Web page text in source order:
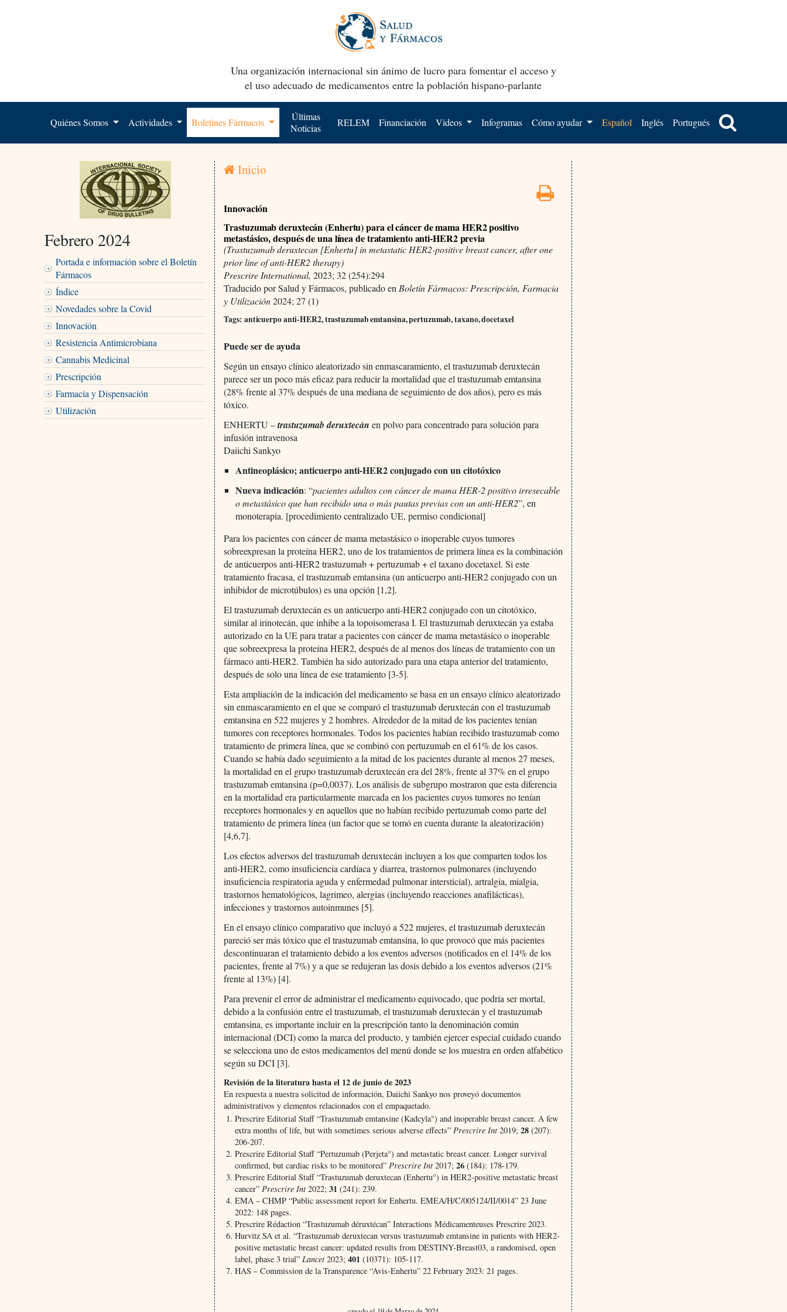
Una organización internacional sin ánimo de lucro para fomentar el acceso y
el uso adecuado de medicamentos entre la población hispano-parlante
Quiénes Somos Actividades Boletines Fármacos
Últimas
Noticias
RELEM Financiación Videos Infogramas Cómo ayudar Español Inglés Portugués
Febrero 2024
Portada e información sobre el Boletín
Fármacos
Índice
Novedades sobre la Covid
Innovación
Resistencia Antimicrobiana
Cannabis Medicinal
Prescripción
Farmacia y Dispensación
Utilización
Inicio
Innovación
Trastuzumab deruxtecán (Enhertu) para el cáncer de mama HER2 positivo
metastásico, después de una línea de tratamiento anti-HER2 previa
(Trastuzumab deruxtecan [Enhertu] in metastatic HER2-positive breast cancer, after one
prior line of anti-HER2 therapy)
Prescrire International, 2023; 32 (254):294
Traducido por Salud y Fármacos, publicado enBoletín Fármacos: Prescripción, Farmacia
y Utilización2024; 27 (1)
Tags: anticuerpo anti-HER2, trastuzumab emtansina, pertuzumab, taxano, docetaxel
Puede ser de ayuda
Según un ensayo clínico aleatorizado sin enmascaramiento, el trastuzumab deruxtecán
parece ser un poco más eficaz para reducir la mortalidad que el trastuzumab emtansina
(28% frente al 37% después de una mediana de seguimiento de dos años), pero es más
tóxico.
ENHERTU –trastuzumab deruxtecánen polvo para concentrado para solución para
infusión intravenosa
Daiichi Sankyo
Antineoplásico; anticuerpo anti-HER2 conjugado con un citotóxico
Nueva indicación: “pacientes adultos con cáncer de mama HER-2 positivo irresecable
o metastásico que han recibido una o más pautas previas con un anti-HER2”, en
monoterapia. [procedimiento centralizado UE, permiso condicional]
Para los pacientes con cáncer de mama metastásico o inoperable cuyos tumores
sobreexpresan la proteína HER2, uno de los tratamientos de primera línea es la combinación
de anticuerpos anti-HER2 trastuzumab + pertuzumab + el taxano docetaxel. Si este
tratamiento fracasa, el trastuzumab emtansina (un anticuerpo anti-HER2 conjugado con un
inhibidor de microtúbulos) es una opción [1,2].
El trastuzumab deruxtecán es un anticuerpo anti-HER2 conjugado con un citotóxico,
similar al irinotecán, que inhibe a la topoisomerasa I. El trastuzumab deruxtecán ya estaba
autorizado en la UE para tratar a pacientes con cáncer de mama metastásico o inoperable
que sobreexpresa la proteína HER2, después de al menos dos líneas de tratamiento con un
fármaco anti-HER2. También ha sido autorizado para una etapa anterior del tratamiento,
después de solo una línea de ese tratamiento [3-5].
Esta ampliación de la indicación del medicamento se basa en un ensayo clínico aleatorizado
sin enmascaramiento en el que se comparó el trastuzumab deruxtecán con el trastuzumab
emtansina en 522 mujeres y 2 hombres. Alrededor de la mitad de los pacientes tenían
tumores con receptores hormonales. Todos los pacientes habían recibido trastuzumab como
tratamiento de primera línea, que se combinó con pertuzumab en el 61% de los casos.
Cuando se había dado seguimiento a la mitad de los pacientes durante al menos 27 meses,
la mortalidad en el grupo trastuzumab deruxtecán era del 28%, frente al 37% en el grupo
trastuzumab emtansina (p=0,0037). Los análisis de subgrupo mostraron que esta diferencia
en la mortalidad era particularmente marcada en los pacientes cuyos tumores no tenían
receptores hormonales y en aquellos que no habían recibido pertuzumab como parte del
tratamiento de primera línea (un factor que se tomó en cuenta durante la aleatorización)
[4,6,7].
Los efectos adversos del trastuzumab deruxtecán incluyen a los que comparten todos los
anti-HER2, como insuficiencia cardíaca y diarrea, trastornos pulmonares (incluyendo
insuficiencia respiratoria aguda y enfermedad pulmonar intersticial), artralgia, mialgia,
trastornos hematológicos, lagrimeo, alergias (incluyendo reacciones anafilácticas),
infecciones y trastornos autoinmunes [5].
En el ensayo clínico comparativo que incluyó a 522 mujeres, el trastuzumab deruxtecán
pareció ser más tóxico que el trastuzumab emtansina, lo que provocó que más pacientes
descontinuaran el tratamiento debido a los eventos adversos (notificados en el 14% de los
pacientes, frente al 7%) y a que se redujeran las dosis debido a los eventos adversos (21%
frente al 13%) [4].
Para prevenir el error de administrar el medicamento equivocado, que podría ser mortal,
debido a la confusión entre el trastuzumab, el trastuzumab deruxtecán y el trastuzumab
emtansina, es importante incluir en la prescripción tanto la denominación común
internacional (DCI) como la marca del producto, y también ejercer especial cuidado cuando
se selecciona uno de estos medicamentos del menú donde se los muestra en orden alfabético
según su DCI [3].
Revisión de la literatura hasta el 12 de junio de 2023
En respuesta a nuestra solicitud de información, Daiichi Sankyo nos proveyó documentos
administrativos y elementos relacionados con el empaquetado.
Prescrire Editorial Staff “Trastuzumab emtansine (Kadcyla°) and inoperable breast cancer. A few
extra months of life, but with sometimes serious adverse effects” Prescrire Int2019;28(207):
206-207.
Prescrire Editorial Staff “Pertuzumab (Perjeta°) and metastatic breast cancer. Longer survival
confirmed, but cardiac risks to be monitored” Prescrire Int2017;26(184): 178-179.
Prescrire Editorial Staff “Trastuzumab deruxtecan (Enhertu°) in HER2-positive metastatic breast
cancer” Prescrire Int2022;31(241): 239.
EMA – CHMP “Public assessment report for Enhertu. EMEA/H/C/005124/II/0014” 23 June
2022: 148 pages.
Prescrire Rédaction “Trastuzumab déruxtécan” Interactions Médicamenteuses Prescrire 2023.
Hurvitz SA et al. “Trastuzumab deruxtecan versus trastuzumab emtansine in patients with HER2-
positive metastatic breast cancer: updated results from DESTINY-Breast03, a randomised, open
label, phase 3 trial” Lancet2023;401(10371): 105-117.
HAS – Commission de la Transparence “Avis-Enhertu” 22 February 2023: 21 pages.